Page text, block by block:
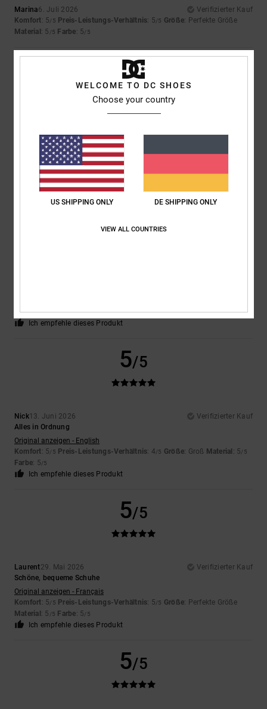
Marina6. Juli 2026
Verifizierter Kauf
Komfort: 5/5 Preis-Leistungs-Verhältnis: 5/5 Größe: Perfekte Größe
Material : 5 /5 Farbe: 5/5
5/5
Genau wie das vorherige
Original anzeigen - Português
Komfort: 5/5 Preis-Leistungs-Verhältnis
Farbe: 5/5
Farbe: 5/5
Ich empfehle dieses Produkt
5/5
Nick13. Juni 2026
Verifizierter Kauf
Alles in Ordnung
Original anzeigen - English
Komfort: 5/5 Preis-Leistungs-Verhältnis: 4/5 Größe: Groß Material : 5/5
Farbe: 5/5
Ich empfehle dieses Produkt
5/5
Laurent29. Mai 2026
Verifizierter Kauf
Schöne, bequeme Schuhe
Original anzeigen - Français
Komfort: 5/5 Preis-Leistungs-Verhältnis: 5/5 Größe: Perfekte Größe
Material : 5 /5 Farbe: 5/5
Ich empfehle dieses Produkt
5/5
WELCOME TO DC SHOES
Choose your country
US SHIPPING ONLY DE SHIPPING ONLY
VIEW ALL COUNTRIES